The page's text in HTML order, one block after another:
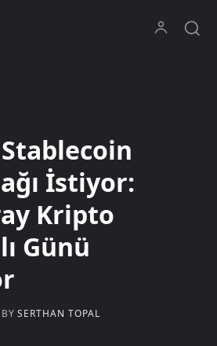
İstiyor:
Kripto
Günü
BY SERTHAN TOPAL